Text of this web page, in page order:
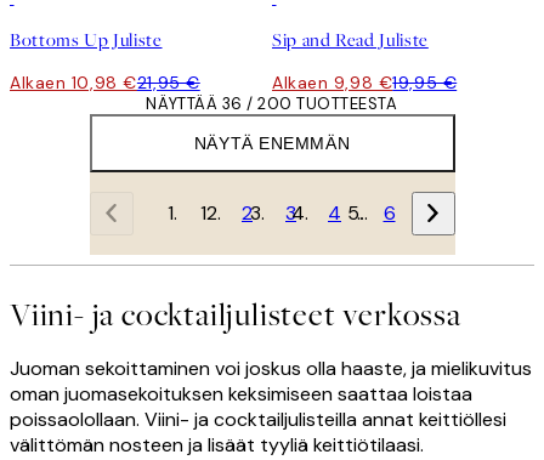
Bottoms Up Juliste
Alkaen 10,98 €21,95 €
Sip and Read Juliste
Alkaen 9,98 €19,95 €
NÄYTÄ ENEMMÄN
NÄYTTÄÄ 36 / 200 TUOTTEESTA
1 2 3 4 … 6
Viini- ja cocktailjulisteet verkossa
Juoman sekoittaminen voi joskus olla haaste, ja mielikuvitus
oman juomasekoituksen keksimiseen saattaa loistaa
poissaolollaan. Viini- ja cocktailjulisteilla annat keittiöllesi
välittömän nosteen ja lisäät tyyliä keittiötilaasi.